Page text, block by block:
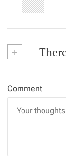
+
Comment